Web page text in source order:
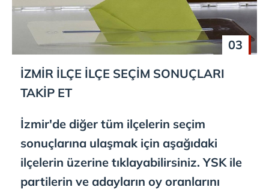
03
İZMİR İLÇE İLÇE SEÇİM SONUÇLARI
TAKİP ET
İzmir'de diğer tüm ilçelerin seçim
sonuçlarına ulaşmak için aşağıdaki
ilçelerin üzerine tıklayabilirsiniz. YSK ile
partilerin ve adayların oy oranlarını